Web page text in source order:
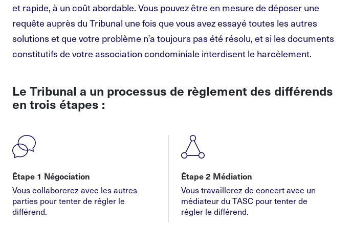
et rapide, à un coût abordable. Vous pouvez être en mesure de déposer une
requête auprès du Tribunal une fois que vous avez essayé toutes les autres
solutions et que votre problème n’a toujours pas été résolu, et si les documents
constitutifs de votre association condominiale interdisent le harcèlement.
Le Tribunal a un processus de règlement des différends
en trois étapes :
Étape 1 Négociation
Vous collaborerez avec les autres
parties pour tenter de régler le
différend.
Étape 2 Médiation
Vous travaillerez de concert avec un
médiateur du TASC pour tenter de
régler le différend.